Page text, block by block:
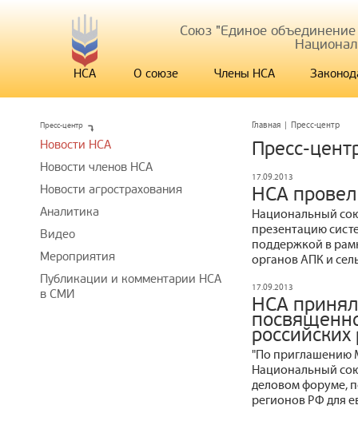
Союз "Единое
НСА О союзе Члены НСА
Главная | Пресс-центр
Пресс-
17.09.2013
НСА
Национальный
презентацию
поддержкой в
органов АПК и
17.09.2013
НСА
"По приглашению
Национальный
деловом форуме,
регионов РФ для
Пресс-центр
Новости НСА
Новости членов НСА
Новости агрострахования
Аналитика
Видео
Мероприятия
Публикации и комментарии НСА
в СМИ